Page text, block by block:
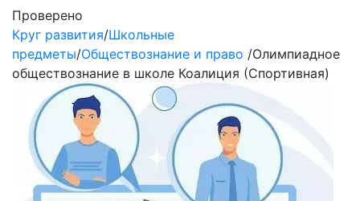
Проверено
Круг развития/Школьные
предметы/Обществознание и право /Олимпиадное
обществознание в школе Коалиция (Спортивная)